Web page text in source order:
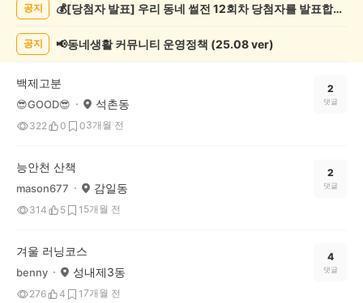
하
공지 💰[당첨자 발표] 우리 동네 썰전 12회차 당첨자를 발표합니다!
공지 📢동네생활 커뮤니티 운영정책 (25.08 ver)
백제고분
😎GOOD😎 석촌동
322 0 03개월 전
2
댓글
능안천 산책
mason677 감일동
314 5 1 5개월 전
2
댓글
겨울 러닝코스
benny 성내제3동
276 4 17개월 전
4
댓글